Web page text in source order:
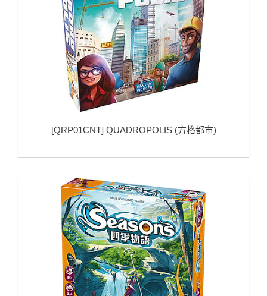
[QRP01CNT] QUADROPOLIS (方格都市)